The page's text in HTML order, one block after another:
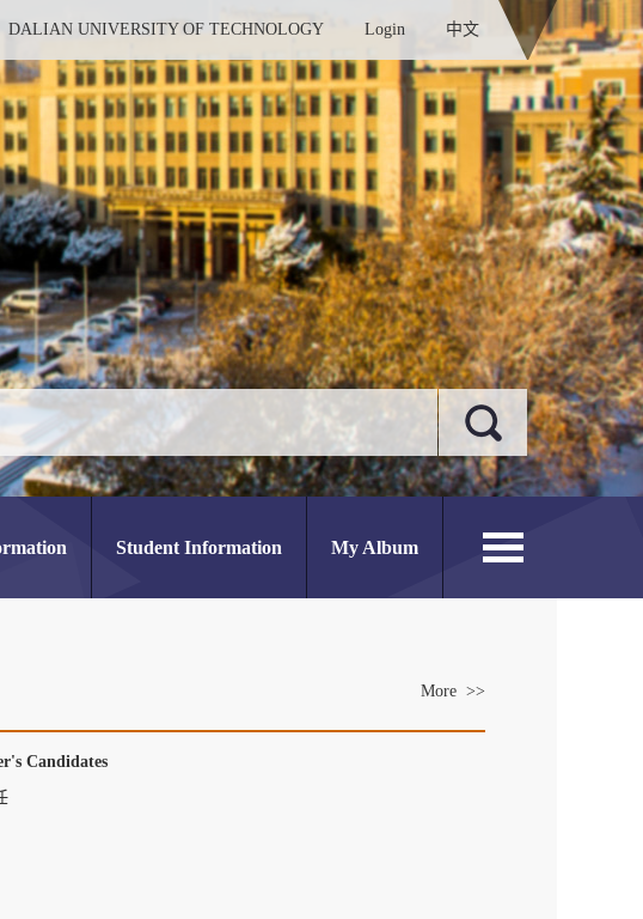
DALIAN UNIVERSITY OF TECHNOLOGY Login 中文
Student Information My Album
More >>
Candidates